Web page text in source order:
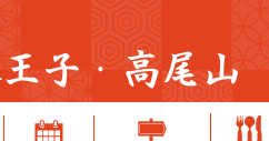
子・高尾山